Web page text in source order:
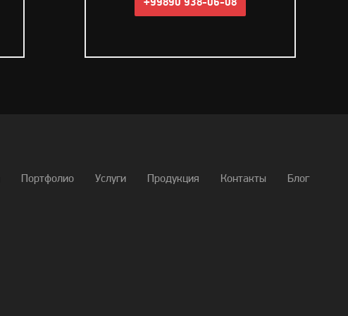
+99890 938-06-08
Портфолио Услуги Продукция Контакты Блог